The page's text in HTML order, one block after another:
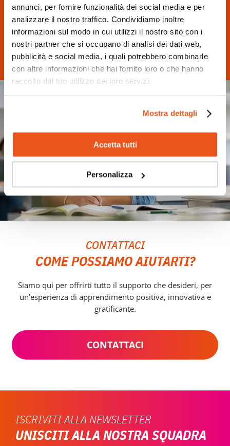
annunci, per fornire funzionalità dei social media e per
analizzare il nostro traffico. Condividiamo inoltre
informazioni sul modo in cui utilizzi il nostro sito con i
nostri partner che si occupano di analisi dei dati web,
pubblicità e social media, i quali potrebbero combinarle
con altre informazioni che hai fornito loro o che hanno
raccolto dal tuo utilizzo dei loro servizi.
Mostra dettagli
Accetta tutti
Personalizza
È unservizio gratuitoche iSchool vuole dare a ogni
studente e studentessa perchè abbiano un approccio
positivoallo studio, in un climaserenoe familiare,
ideale per la socializzazione.
CONTATTACI
COME POSSIAMO AIUTARTI?
Siamo qui per offrirti tutto il supporto che desideri, per
un’esperienza di apprendimento positiva, innovativa e
gratificante.
CONTATTACI
ISCRIVITI ALLA NEWSLETTER
UNISCITI ALLA NOSTRA SQUADRA